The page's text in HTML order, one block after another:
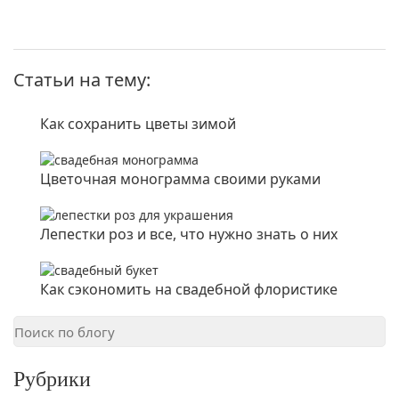
Статьи на тему:
Как сохранить цветы зимой
Цветочная монограмма своими руками
Лепестки роз и все, что нужно знать о них
Как сэкономить на свадебной флористике
Рубрики